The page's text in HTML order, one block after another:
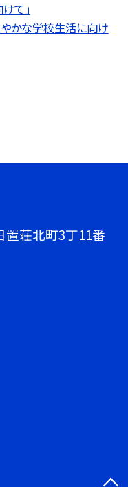
て」
かな学校生活に向け
置荘北町3丁11番